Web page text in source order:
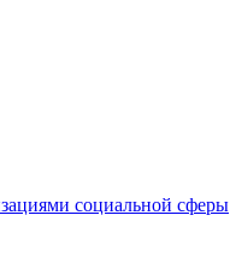
социальной сферы